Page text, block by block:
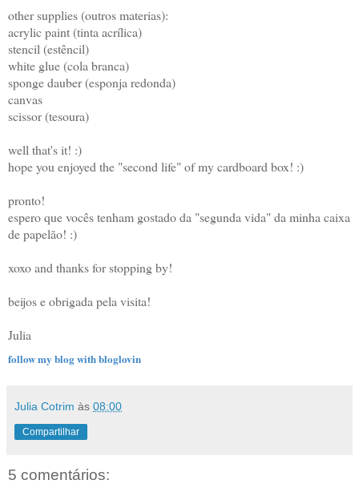
other supplies (outros materias):
acrylic paint (tinta acrílica)
stencil (estêncil)
white glue (cola branca)
sponge dauber (esponja redonda)
canvas
scissor (tesoura)
well that's it! :)
hope you enjoyed the "second life" of my cardboard box! :)
pronto!
espero que vocês tenham gostado da "segunda vida" da minha caixa
de papelão! :)
xoxo and thanks for stopping by!
beijos e obrigada pela visita!
Julia
follow my blog with bloglovin
Julia Cotrim às 08:00
Compartilhar
5 comentários: